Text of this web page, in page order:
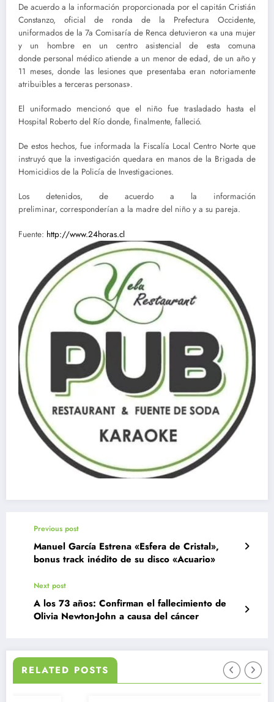
De acuerdo a la información proporcionada por el capitán Cristián
Constanzo, oficial de ronda de la Prefectura Occidente,
uniformados de la 7a Comisaría de Renca detuvieron «a una mujer
y un hombre en un centro asistencial de esta comuna
donde personal médico atiende a un menor de edad, de un año y
11 meses, donde las lesiones que presentaba eran notoriamente
atribuibles a terceras personas».
El uniformado mencionó que el niño fue trasladado hasta el
Hospital Roberto del Río donde, finalmente, falleció.
De estos hechos, fue informada la Fiscalía Local Centro Norte que
instruyó que la investigación quedara en manos de la Brigada de
Homicidios de la Policía de Investigaciones.
Los detenidos, de acuerdo a la información
preliminar, corresponderían a la madre del niño y a su pareja.
Fuente: http://www.24horas.cl
Previous post
Manuel García Estrena «Esfera de Cristal»,
bonus track inédito de su disco «Acuario»
Next post
A los 73 años: Confirman el fallecimiento de
Olivia Newton-John a causa del cáncer
RELATED POSTS